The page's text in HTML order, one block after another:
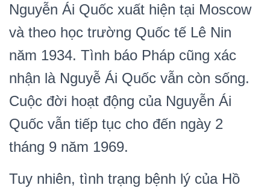
Nguyễn Ái Quốc xuất hiện tại Moscow
và theo học trường Quốc tế Lê Nin
năm 1934. Tình báo Pháp cũng xác
nhận là Nguyễ Ái Quốc vẫn còn sống.
Cuộc đời hoạt động của Nguyễn Ái
Quốc vẫn tiếp tục cho đến ngày 2
tháng 9 năm 1969.
Tuy nhiên, tình trạng bệnh lý của Hồ